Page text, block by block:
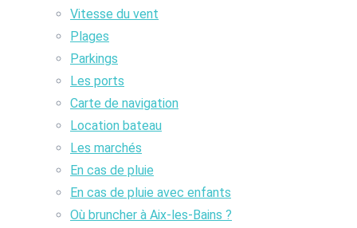
Vitesse du vent
Plages
Parkings
Les ports
Carte de navigation
Location bateau
Les marchés
En cas de pluie
En cas de pluie avec enfants
Où bruncher à Aix-les-Bains ?